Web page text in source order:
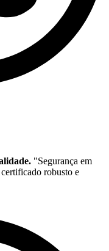
"Segurança em
robusto e